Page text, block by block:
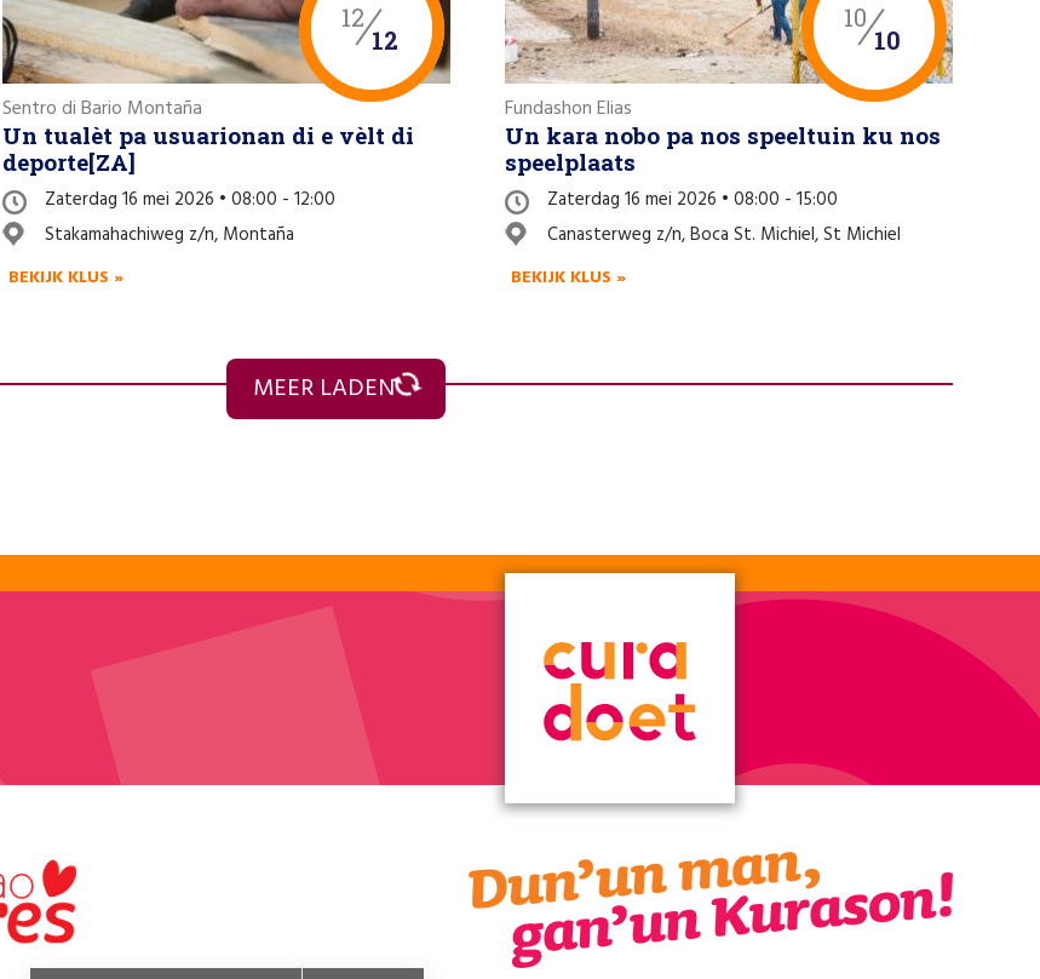
12
12
Sentro di Bario Montaña
Un tualèt pa usuarionan di e vèlt di
deporte[ZA]
Zaterdag 16 mei 2026 • 08:00 - 12:00
Stakamahachiweg z/n, Montaña
BEKIJK KLUS »
10
10
Fundashon Elias
Un kara nobo pa nos speeltuin ku nos
speelplaats
Zaterdag 16 mei 2026 • 08:00 - 15:00
Canasterweg z/n, Boca St. Michiel, St Michiel
BEKIJK KLUS »
Opknappen en verven van lokalen en
Vrijdag 15 mei 2026 • 08:00 - 14:00
Elmesstraat z/n, Steenrijk
BEKIJK KLUS »
Fundashon Kolorido
Kolorido rise and shine
Zaterdag 16 mei 2026 • 08:00 - 13:00
Dokweg z/n - Loods 8, Nieuwe Haven
BEKIJK KLUS »
12